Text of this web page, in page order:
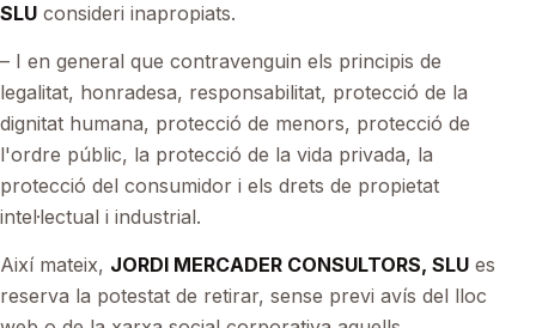
SLU consideri inapropiats.
– I en general que contravenguin els principis de
legalitat, honradesa, responsabilitat, protecció de la
dignitat humana, protecció de menors, protecció de
l'ordre públic, la protecció de la vida privada, la
protecció del consumidor i els drets de propietat
intel·lectual i industrial.
Així mateix, JORDI MERCADER CONSULTORS, SLU es
reserva la potestat de retirar, sense previ avís del lloc